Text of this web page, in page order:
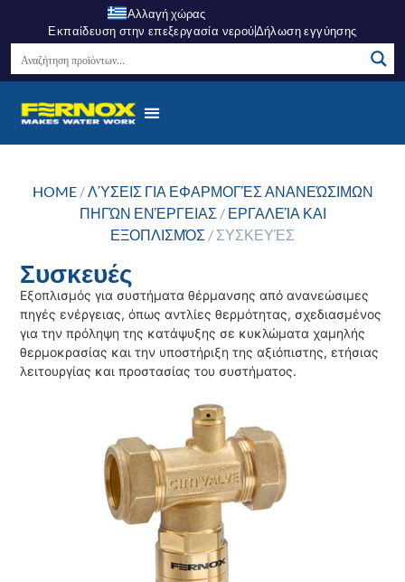
Αλλαγή χώρας
Εκπαίδευση στην επεξεργασία νερούΔήλωση εγγύησης
HOME/ΛΎΣΕΙΣ ΓΙΑ ΕΦΑΡΜΟΓΈΣ ΑΝΑΝΕΏΣΙΜΩΝ
ΠΗΓΏΝ ΕΝΈΡΓΕΙΑΣ / ΕΡΓΑΛΕΊΑ ΚΑΙ
ΕΞΟΠΛΙΣΜΌΣ / ΣΥΣΚΕΥΈΣ
Συσκευές
Εξοπλισμός για συστήματα θέρμανσης από ανανεώσιμες
πηγές ενέργειας, όπως αντλίες θερμότητας, σχεδιασμένος
για την πρόληψη της κατάψυξης σε κυκλώματα χαμηλής
θερμοκρασίας και την υποστήριξη της αξιόπιστης, ετήσιας
λειτουργίας και προστασίας του συστήματος.